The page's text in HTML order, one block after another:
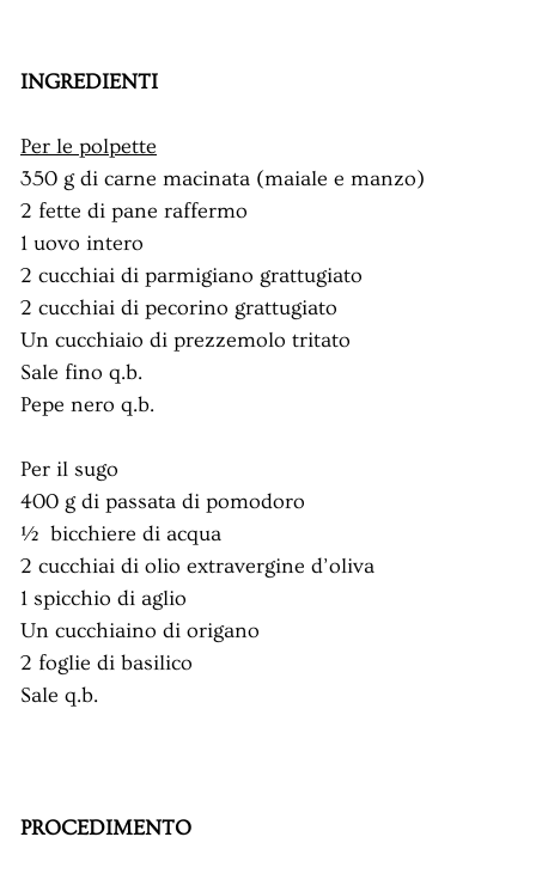
INGREDIENTI
Per le polpette
350 g di carne macinata (maiale e manzo)
2 fette di pane raffermo
1 uovo intero
2 cucchiai di parmigiano grattugiato
2 cucchiai di pecorino grattugiato
Un cucchiaio di prezzemolo tritato
Sale fino q.b.
Pepe nero q.b.
Per il sugo
400 g di passata di pomodoro
½ bicchiere di acqua
2 cucchiai di olio extravergine d’oliva
1 spicchio di aglio
Un cucchiaino di origano
2 foglie di basilico
Sale q.b.
PROCEDIMENTO